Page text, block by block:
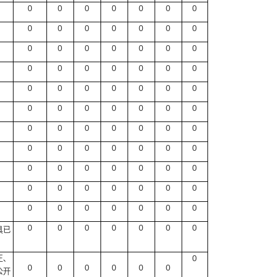
0 0 0 0 0 0 0
0 0 0 0 0 0 0
0 0 0 0 0 0 0
0 0 0 0 0 0 0
0 0 0 0 0 0 0
0 0 0 0 0 0 0
0 0 0 0 0 0 0
0 0 0 0 0 0 0
0 0 0 0 0 0 0
0 0 0 0 0 0 0
0 0 0 0 0 0 0
已
0 0 0 0 0 0 0
开
0 0 0 0 0 0
0